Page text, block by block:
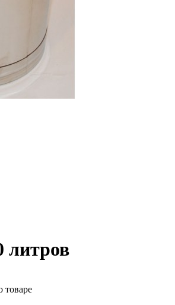
литров
товаре